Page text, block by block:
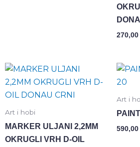
270,00
Art i hobi
MARKER ULJANI 2,2MM
OKRUGLI VRH D-OIL
Art i
590,00